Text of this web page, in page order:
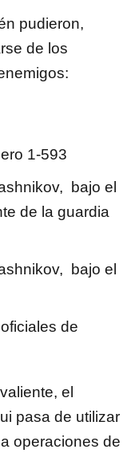
pudieron,
de los
1-593
bajo el
de la guardia
bajo el
de
el
pasa de utilizar
operaciones de